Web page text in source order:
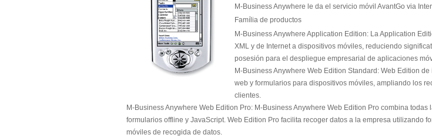
M-Business Anywhere le da el servicio móvil AvantGo via
Família de productos
M-Business Anywhere Application Edition: La Application
XML y de Internet a dispositivos móviles, reduciendo
posesión para el despliegue empresarial de aplicaciones
M-Business Anywhere Web Edition Standard : Web Edition
web y formularios para dispositivos móviles, ampliando los
clientes.
M-Business Anywhere Web Edition Pro: M-Business Anywhere Web Edition Pro combina
formularios offline y JavaScript. Web Edition Pro facilita recoger datos a la empresa utilizando
móviles de recogida de datos.